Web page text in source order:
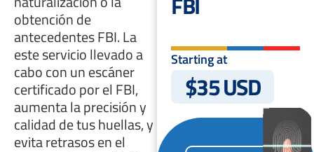
obtención de
antecedentes FBI. La
este servicio llevado a
cabo con un escáner
certificado por el FBI,
aumenta la precisión y
calidad de tus huellas, y
evita retrasos en el
Starting at
$35 USD